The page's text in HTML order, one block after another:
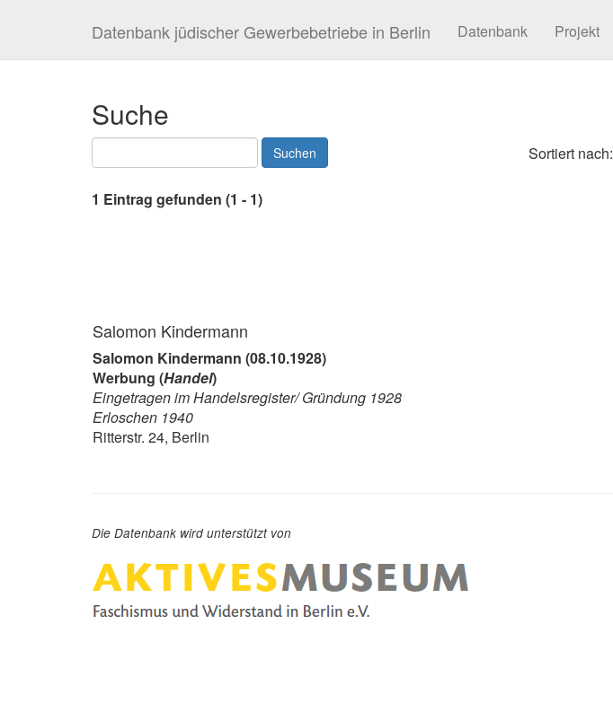
Datenbank jüdischer Gewerbebetriebe in Berlin Datenbank Projekt
Suche
Sortiert nach:
1 Eintrag gefunden (1 - 1)
Salomon Kindermann
Salomon Kindermann (08.10.1928)
Werbung (Handel)
Eingetragen im Handelsregister/ Gründung 1928
Erloschen 1940
Ritterstr. 24, Berlin
Die Datenbank wird unterstützt von